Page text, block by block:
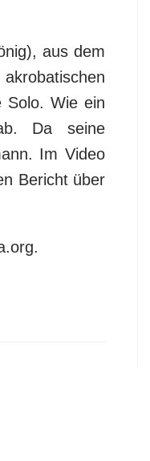
aus dem
Solo. Wie ein
Da seine
Im Video
Bericht über